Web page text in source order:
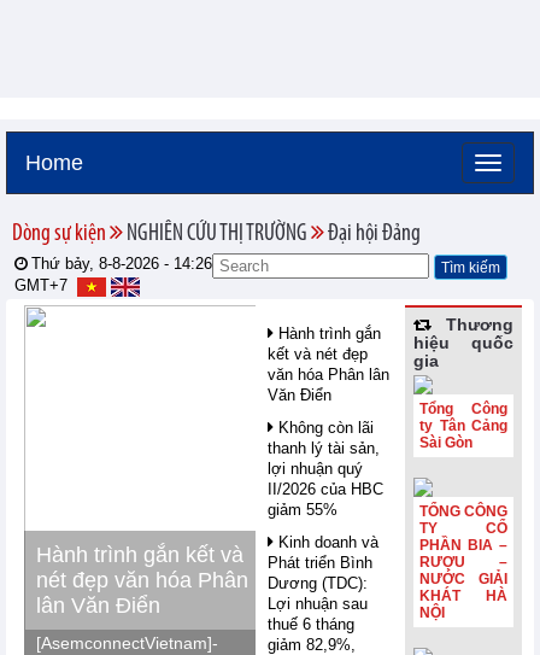
Home
Dòng sự kiện NGHIÊN CỨU THỊ TRƯỜNG Đại hội Đảng
Thứ bảy, 8-8-2026 - 14:26
GMT+7
Hành trình gắn kết và
nét đẹp văn hóa Phân
lân Văn Điển
[AsemconnectVietnam]-
Hành trình gắn
kết và nét đẹp
văn hóa Phân lân
Văn Điển
Không còn lãi
thanh lý tài sản,
lợi nhuận quý
II/2026 của HBC
giảm 55%
Kinh doanh và
Phát triển Bình
Dương (TDC):
Lợi nhuận sau
thuế 6 tháng
giảm 82,9%,
Thương
hiệu quốc
gia
Tổng Công
ty Tân Cảng
Sài Gòn
TỔNG CÔNG
TY CỔ
PHẦN BIA –
RƯỢU –
NƯỚC GIẢI
KHÁT HÀ
NỘI